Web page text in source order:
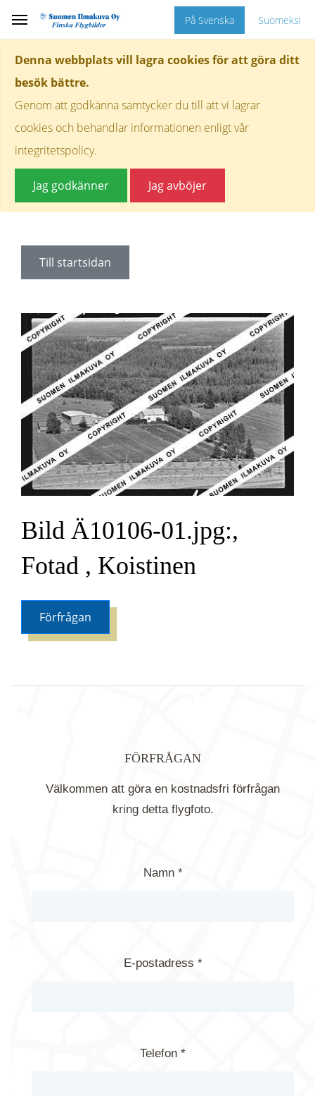
Denna webbplats vill lagra cookies för att göra ditt
besök bättre.
Genom att godkänna samtycker du till att vi lagrar
cookies och behandlar informationen enligt vår
integritetspolicy.
Jag godkänner Jag avböjer
På Svenska Suomeksi
Till startsidan
Bild Ä10106-01.jpg:,
Fotad , Koistinen
Förfrågan
FÖRFRÅGAN
Välkommen att göra en kostnadsfri förfrågan
kring detta flygfoto.
Namn *
E-postadress *
Telefon *